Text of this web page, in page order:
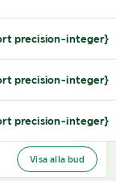
precision-integer}
precision-integer}
precision-integer}
Visa alla bud